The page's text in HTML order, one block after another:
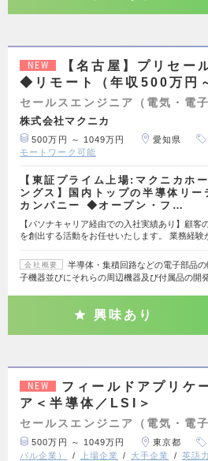
NEW
【名古屋】プリセー
◆リモート（年収500万円
セールスエンジニア（電気・電子
株式会社マクニカ
500万円 ～ 1049万円 愛知県
モートワーク可能
【東証プライム上場:マクニカホ
ングス】国内トップの半導体リー
カンパニー ◆オープン・フ…
【パソナキャリア経由での入社実績あり】顧客
を創出する活動をお任せいたします。 業務経験
会社概要
半導体・集積回路などの電子部品
子機器並びにそれらの周辺機器及び付属品の開
興味あり
NEW
フィールドアプリケ
ア＜半導体／LSI＞
セールスエンジニア（電気・電子
500万円 ～ 1049万円 東京都
バル企業）
上場企業 大手企業 英語